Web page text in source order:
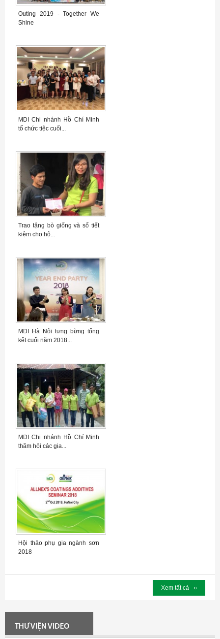
Outing 2019 - Together We
Shine
MDI Chi nhánh Hồ Chí Minh
tổ chức tiệc cuối...
Trao tặng bò giống và sổ tiết
kiệm cho hộ...
MDI Hà Nội tưng bừng tổng
kết cuối năm 2018...
MDI Chi nhánh Hồ Chí Minh
thăm hỏi các gia...
Hội thảo phụ gia ngành sơn
2018
Xem tất cả
THƯ VIỆN VIDEO